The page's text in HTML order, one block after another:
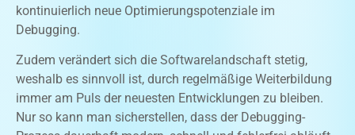
kontinuierlich neue Optimierungspotenziale im
Debugging.
Zudem verändert sich die Softwarelandschaft stetig,
weshalb es sinnvoll ist, durch regelmäßige Weiterbildung
immer am Puls der neuesten Entwicklungen zu bleiben.
Nur so kann man sicherstellen, dass der Debugging-